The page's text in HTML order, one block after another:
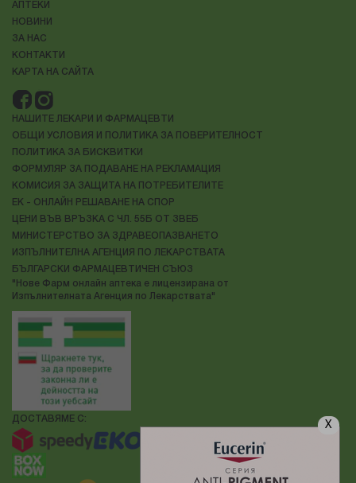
X
АПТЕКИ
НОВИНИ
ЗА НАС
КОНТАКТИ
КАРТА НА САЙТА
НАШИТЕ ЛЕКАРИ И ФАРМАЦЕВТИ
ОБЩИ УСЛОВИЯ И ПОЛИТИКА ЗА ПОВЕРИТЕЛНОСТ
ПОЛИТИКА ЗА БИСКВИТКИ
ФОРМУЛЯР ЗА ПОДАВАНЕ НА РЕКЛАМАЦИЯ
КОМИСИЯ ЗА ЗАЩИТА НА ПОТРЕБИТЕЛИТЕ
ЕК - ОНЛАЙН РЕШАВАНЕ НА СПОР
ЦЕНИ ВЪВ ВРЪЗКА С ЧЛ. 55Б ОТ ЗВЕБ
МИНИСТЕРСТВО ЗА ЗДРАВЕОПАЗВАНЕТО
ИЗПЪЛНИТЕЛНА АГЕНЦИЯ ПО ЛЕКАРСТВАТА
БЪЛГАРСКИ ФАРМАЦЕВТИЧЕН СЪЮЗ
"Нове Фарм онлайн аптека е лицензирана от
Изпълнителната Агенция по Лекарствата"
ДОСТАВЯМЕ С: